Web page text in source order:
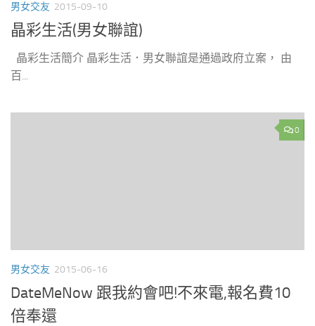
男女交友 2015-09-10
晶彩生活(男女聯誼)
晶彩生活簡介 晶彩生活．男女聯誼是通過政府立案， 由
百...
0
男女交友 2015-06-16
DateMeNow 跟我約會吧!不來電,報名費10
倍奉還